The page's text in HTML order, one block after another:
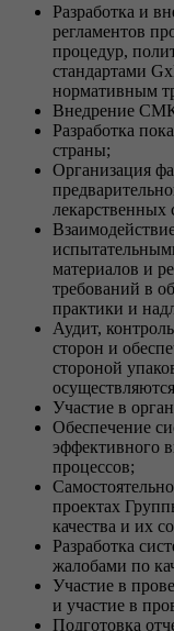
Разработка и
регламентов
процедур,
стандартами
нормативным
Внедрение СМК
Разработка
страны;
Организация
лекарственных
материалов и
требований в
практики и
Аудит,
сторон и
стороной
Участие в
Обеспечение
эффективного
процессов;
проектах
качества и их
Разработка
жалобами по
Участие в
и участие в
Подготовка